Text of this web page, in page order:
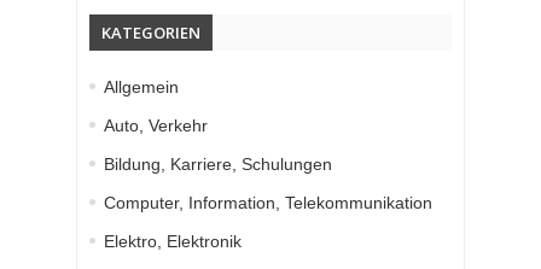
KATEGORIEN
Allgemein
Auto, Verkehr
Bildung, Karriere, Schulungen
Computer, Information, Telekommunikation
Elektro, Elektronik